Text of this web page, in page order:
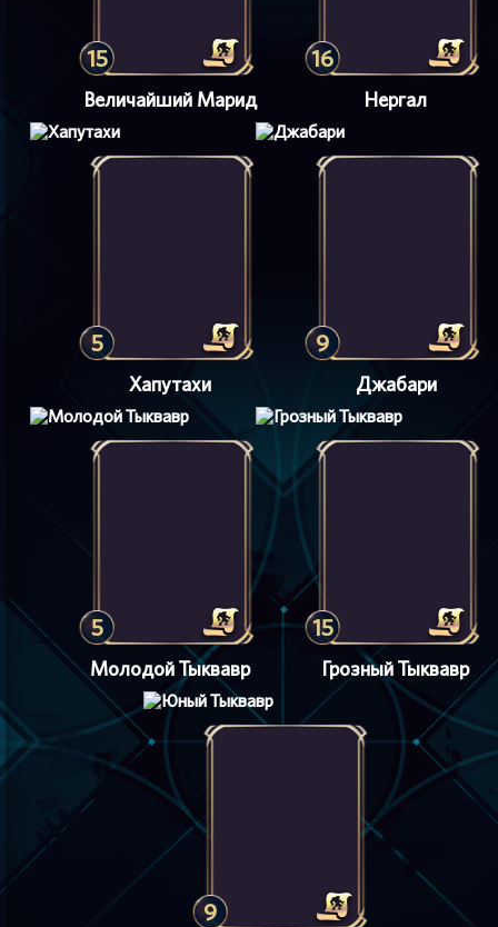
15
Величайший Марид
16
Нергал
5
Хапутахи
9
Джабари
5
Молодой Тыквавр
15
Грозный Тыквавр
9